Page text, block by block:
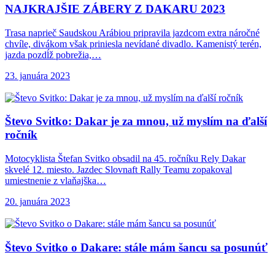
NAJKRAJŠIE ZÁBERY Z DAKARU 2023
Trasa naprieč Saudskou Arábiou pripravila jazdcom extra náročné
chvíle, divákom však priniesla nevídané divadlo. Kamenistý terén,
jazda pozdĺž pobrežia,…
23. januára 2023
Števo Svitko: Dakar je za mnou, už myslím na ďalší
ročník
Motocyklista Štefan Svitko obsadil na 45. ročníku Rely Dakar
skvelé 12. miesto. Jazdec Slovnaft Rally Teamu zopakoval
umiestnenie z vlaňajška…
20. januára 2023
Števo Svitko o Dakare: stále mám šancu sa posunúť